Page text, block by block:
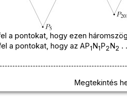
a pontokat, hogy ezen
a pontokat, hogy az AP1N1P2N2 .
Megtekintés